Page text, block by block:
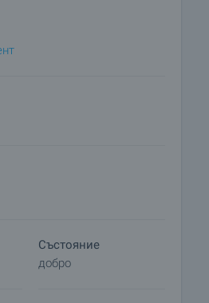
Състояние
добро